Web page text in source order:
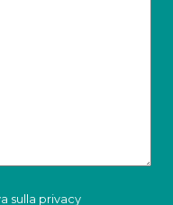
sulla privacy